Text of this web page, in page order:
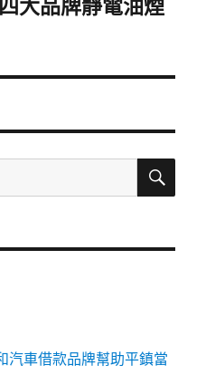
大品牌靜電油煙
搜
汽車借款品牌幫助平鎮當